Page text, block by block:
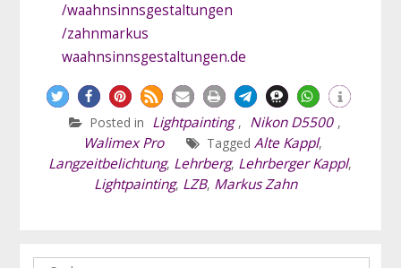
/waahnsinnsgestaltungen
/zahnmarkus
waahnsinnsgestaltungen.de
Posted in Lightpainting , Nikon D5500 ,
Walimex Pro Tagged Alte Kappl,
Langzeitbelichtung, Lehrberg, Lehrberger Kappl,
Lightpainting, LZB, Markus Zahn